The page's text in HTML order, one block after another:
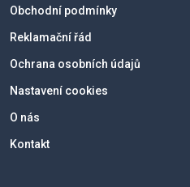
Obchodní podmínky
Reklamační řád
Ochrana osobních údajů
Nastavení cookies
O nás
Kontakt